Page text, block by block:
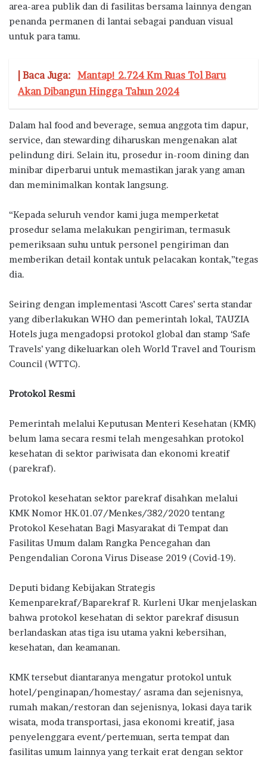
area-area publik dan di fasilitas bersama lainnya dengan
penanda permanen di lantai sebagai panduan visual
untuk para tamu.
| Baca Juga: Mantap! 2.724 Km Ruas Tol Baru
Akan Dibangun Hingga Tahun 2024
Dalam hal food and beverage, semua anggota tim dapur,
service, dan stewarding diharuskan mengenakan alat
pelindung diri. Selain itu, prosedur in-room dining dan
minibar diperbarui untuk memastikan jarak yang aman
dan meminimalkan kontak langsung.
“Kepada seluruh vendor kami juga memperketat
prosedur selama melakukan pengiriman, termasuk
pemeriksaan suhu untuk personel pengiriman dan
memberikan detail kontak untuk pelacakan kontak,”tegas
dia.
Seiring dengan implementasi ‘Ascott Cares’ serta standar
yang diberlakukan WHO dan pemerintah lokal, TAUZIA
Hotels juga mengadopsi protokol global dan stamp ‘Safe
Travels’ yang dikeluarkan oleh World Travel and Tourism
Council (WTTC).
Protokol Resmi
Pemerintah melalui Keputusan Menteri Kesehatan (KMK)
belum lama secara resmi telah mengesahkan protokol
kesehatan di sektor pariwisata dan ekonomi kreatif
(parekraf).
Protokol kesehatan sektor parekraf disahkan melalui
KMK Nomor HK.01.07/Menkes/382/2020 tentang
Protokol Kesehatan Bagi Masyarakat di Tempat dan
Fasilitas Umum dalam Rangka Pencegahan dan
Pengendalian Corona Virus Disease 2019 (Covid-19).
Deputi bidang Kebijakan Strategis
Kemenparekraf/Baparekraf R. Kurleni Ukar menjelaskan
bahwa protokol kesehatan di sektor parekraf disusun
berlandaskan atas tiga isu utama yakni kebersihan,
kesehatan, dan keamanan.
KMK tersebut diantaranya mengatur protokol untuk
hotel/penginapan/homestay/ asrama dan sejenisnya,
rumah makan/restoran dan sejenisnya, lokasi daya tarik
wisata, moda transportasi, jasa ekonomi kreatif, jasa
penyelenggara event/pertemuan, serta tempat dan
fasilitas umum lainnya yang terkait erat dengan sektor